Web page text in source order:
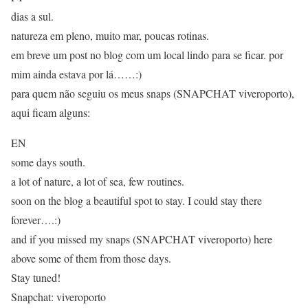
dias a sul.
natureza em pleno, muito mar, poucas rotinas.
em breve um post no blog com um local lindo para se ficar. por
mim ainda estava por lá……:)
para quem não seguiu os meus snaps (SNAPCHAT viveroporto),
aqui ficam alguns:
EN
some days south.
a lot of nature, a lot of sea, few routines.
soon on the blog a beautiful spot to stay. I could stay there
forever….:)
and if you missed my snaps (SNAPCHAT viveroporto) here
above some of them from those days.
Stay tuned!
Snapchat: viveroporto